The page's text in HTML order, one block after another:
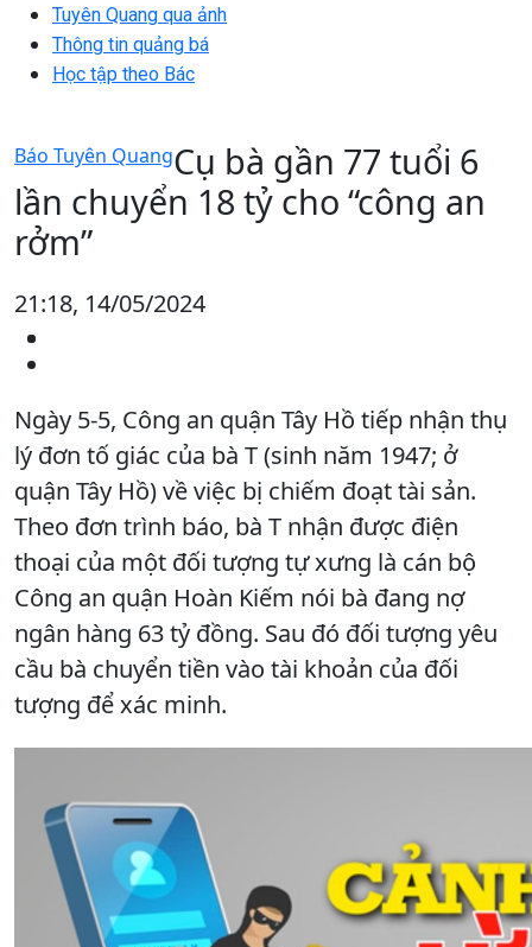
Tuyên Quang qua ảnh
Thông tin quảng bá
Học tập theo Bác
Báo Tuyên QuangCụ bà gần 77 tuổi 6
lần chuyển 18 tỷ cho “công an
rởm”
21:18, 14/05/2024
Ngày 5-5, Công an quận Tây Hồ tiếp nhận thụ
lý đơn tố giác của bà T (sinh năm 1947; ở
quận Tây Hồ) về việc bị chiếm đoạt tài sản.
Theo đơn trình báo, bà T nhận được điện
thoại của một đối tượng tự xưng là cán bộ
Công an quận Hoàn Kiếm nói bà đang nợ
ngân hàng 63 tỷ đồng. Sau đó đối tượng yêu
cầu bà chuyển tiền vào tài khoản của đối
tượng để xác minh.